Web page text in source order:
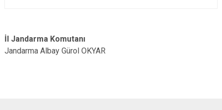
İl Jandarma Komutanı
Jandarma Albay Gürol OKYAR